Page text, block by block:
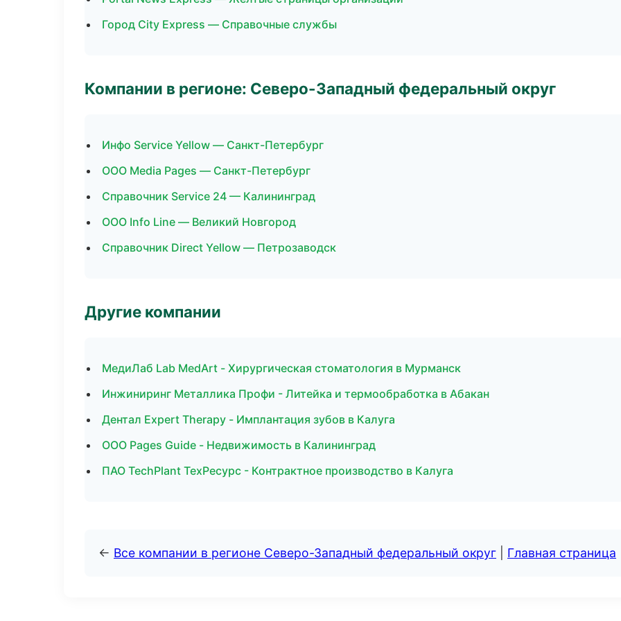
Город City Express — Справочные службы
Компании в регионе: Северо-Западный федеральный округ
Инфо Service Yellow — Санкт-Петербург
ООО Media Pages — Санкт-Петербург
Справочник Service 24 — Калининград
ООО Info Line — Великий Новгород
Справочник Direct Yellow — Петрозаводск
Другие компании
МедиЛаб Lab MedArt - Хирургическая стоматология в Мурманск
Инжиниринг Металлика Профи - Литейка и термообработка в Абакан
Дентал Expert Therapy - Имплантация зубов в Калуга
ООО Pages Guide - Недвижимость в Калининград
ПАО TechPlant ТехРесурс - Контрактное производство в Калуга
← Все компании в регионе Северо-Западный федеральный округ Главная страница